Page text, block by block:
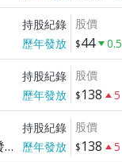
持股紀錄
歷年發放
股價
44 0.5
持股紀錄
歷年發放
股價
138 5
持股紀錄
全家經典中杯美式咖啡券(改發全家禮物卡35元) 歷年發放
股價
138 5